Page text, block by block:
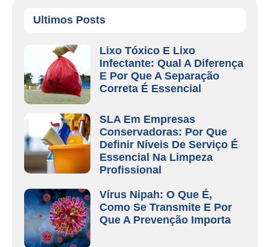
Ultimos Posts
Lixo Tóxico E Lixo
Infectante: Qual A Diferença
E Por Que A Separação
Correta É Essencial
SLA Em Empresas
Conservadoras: Por Que
Definir Níveis De Serviço É
Essencial Na Limpeza
Profissional
Vírus Nipah: O Que É,
Como Se Transmite E Por
Que A Prevenção Importa